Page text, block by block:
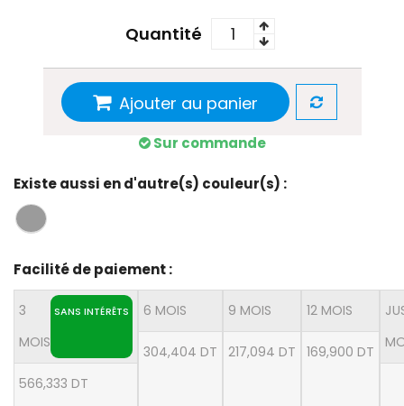
Quantité
Ajouter au panier
Sur commande
Existe aussi en d'autre(s) couleur(s) :
Facilité de paiement :
3
MOIS
SANS INTÉRÊTS
566,333 DT
6 MOIS
304,404 DT
9 MOIS
217,094 DT
12 MOIS
169,900 DT